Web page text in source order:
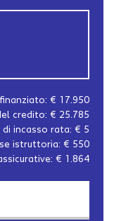
€ 17.950
credito: € 25.785
di incasso rata: € 5
istruttoria: € 550
€ 1.864